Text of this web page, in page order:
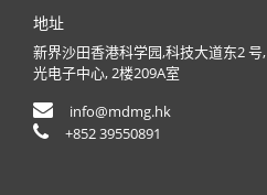
地址
新界沙田香港科学园,科技大道东2 号,
光电子中心, 2楼209A室
info@mdmg.hk
+852 39550891